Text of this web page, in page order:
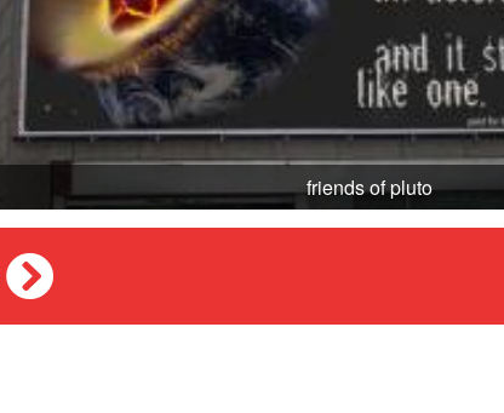
friends of pluto